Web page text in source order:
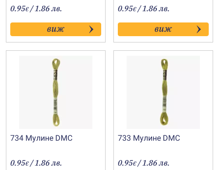
0.95€ / 1.86 лв.
виж
0.95€ / 1.86 лв.
виж
734 Мулине DMC
0.95€ / 1.86 лв.
733 Мулине DMC
0.95€ / 1.86 лв.